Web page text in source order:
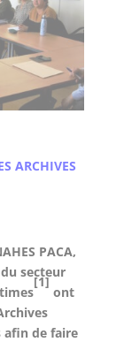
ARCHIVES
PACA,
secteur
[1]
ont
afin de faire